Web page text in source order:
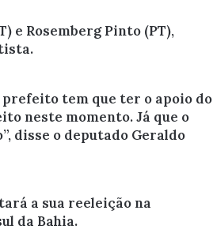
e Rosemberg Pinto (PT),
tem que ter o apoio do
neste momento. Já que o
disse o deputado Geraldo
a sua reeleição na
da Bahia.